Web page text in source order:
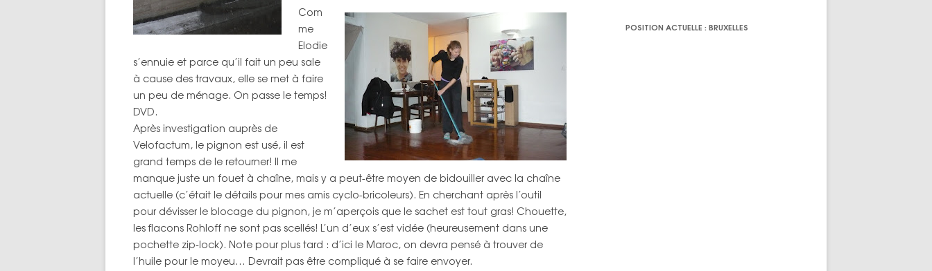
Com
me
Elodie
s’ennuie et parce qu’il fait un peu sale
à cause des travaux, elle se met à faire
un peu de ménage. On passe le temps!
DVD.
Après investigation auprès de
Velofactum, le pignon est usé, il est
grand temps de le retourner! Il me
manque juste un fouet à chaîne, mais y a peut-être moyen de bidouiller avec la chaîne
actuelle (c’était le détails pour mes amis cyclo-bricoleurs). En cherchant après l’outil
pour dévisser le blocage du pignon, je m’aperçois que le sachet est tout gras! Chouette,
les flacons Rohloff ne sont pas scellés! L’un d’eux s’est vidée (heureusement dans une
pochette zip-lock). Note pour plus tard : d’ici le Maroc, on devra pensé à trouver de
l’huile pour le moyeu… Devrait pas être compliqué à se faire envoyer.
POSITION ACTUELLE : BRUXELLES